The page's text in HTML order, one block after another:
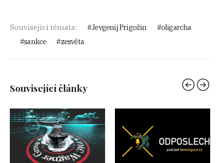
Související témata: Jevgenij Prigožin
oligarcha
sankce
zesvěta
Související články